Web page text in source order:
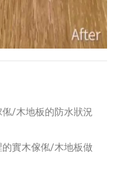
/木地板的防水狀況
實木傢俬/木地板做